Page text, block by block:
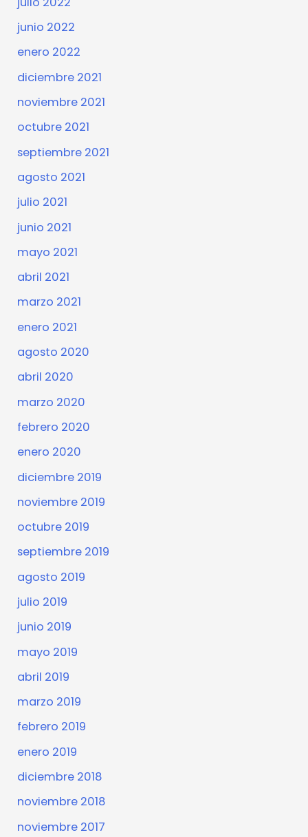
junio 2022
enero 2022
diciembre 2021
noviembre 2021
octubre 2021
septiembre 2021
agosto 2021
julio 2021
junio 2021
mayo 2021
abril 2021
marzo 2021
enero 2021
agosto 2020
abril 2020
marzo 2020
febrero 2020
enero 2020
diciembre 2019
noviembre 2019
octubre 2019
septiembre 2019
agosto 2019
julio 2019
junio 2019
mayo 2019
abril 2019
marzo 2019
febrero 2019
enero 2019
diciembre 2018
noviembre 2018
noviembre 2017